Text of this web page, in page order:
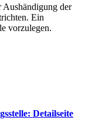
Aushändigung der
Ein
vorzulegen.
: Detailseite